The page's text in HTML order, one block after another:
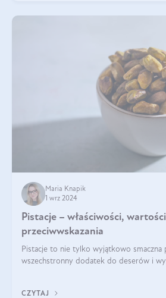
Maria Knapik
1 wrz 2024
Pistacje – właściwości,
przeciwwskazania
Pistacje to nie tylko wyjątkowo smaczna
wszechstronny dodatek do deserów i
CZYTAJ